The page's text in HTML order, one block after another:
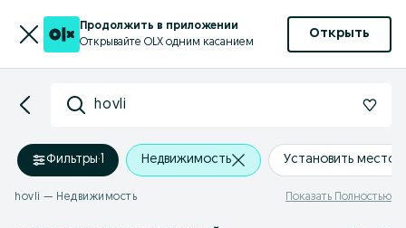
Продолжить в приложении
Открывайте OLX одним касанием
Открыть
hovli
Фильтры·1 Недвижимость Установить
hovli — Недвижимость Показать Полностью